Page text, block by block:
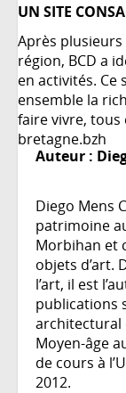
UN SITE
Après plusieurs
région, BCD a
en activités.
ensemble la
faire vivre, tous
bretagne.bzh
Auteur :
Diego Mens
patrimoine
Morbihan et
objets d’art.
l’art, il est
publications
architectural
Moyen-âge
de cours à
2012.